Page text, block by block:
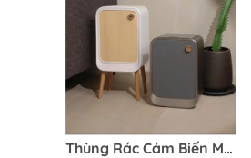
Thùng Rác Cảm Biến Mở 2 Cánh - Chân Gỗ Cao